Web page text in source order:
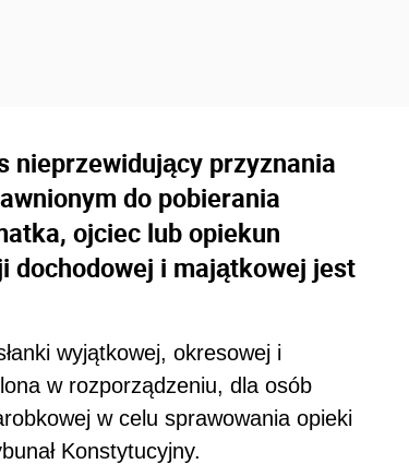
nieprzewidujący przyznania
do pobierania
ojciec lub opiekun
dochodowej i majątkowej jest
wyjątkowej, okresowej i
w rozporządzeniu, dla osób
w celu sprawowania opieki
Konstytucyjny.